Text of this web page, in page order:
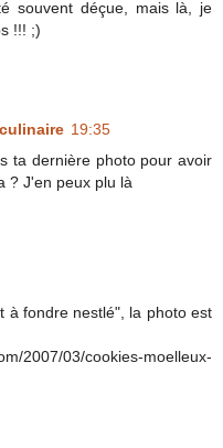
souvent déçue, mais là, je
!!! ;)
19:35
ta dernière photo pour avoir
? J'en peux plu là
à fondre nestlé", la photo est
2007/03/cookies-moelleux-